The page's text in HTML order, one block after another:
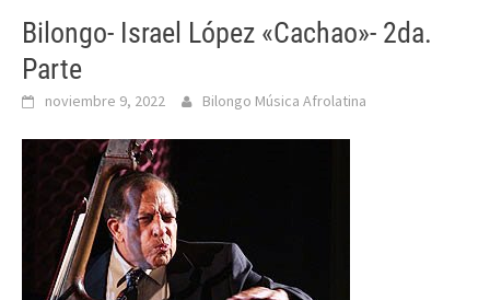
Bilongo- Israel López «Cachao»- 2da.
Parte
noviembre 9, 2022 Bilongo Música Afrolatina